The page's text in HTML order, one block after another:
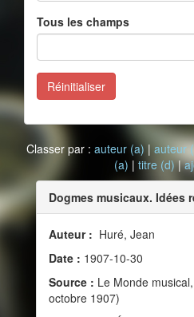
Tous les champs
Réinitialiser
Classer par : auteur (a) | auteur
(a) | titre (d)|
Dogmes musicaux. Idées
Auteur : Huré, Jean
Date : 1907-10-30
Source : Le Monde
octobre 1907)